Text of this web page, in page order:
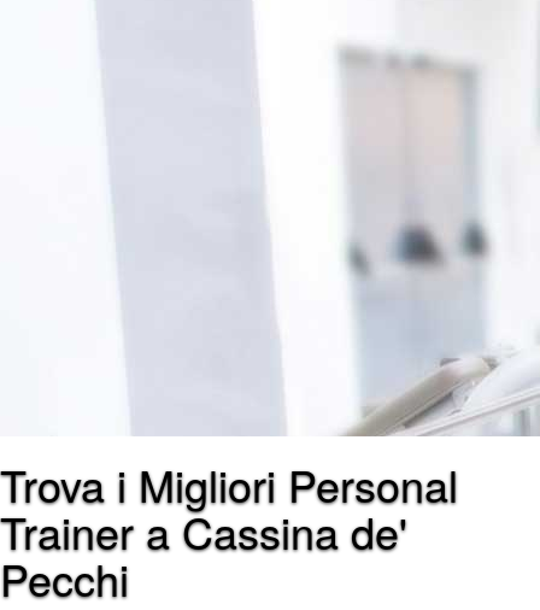
Trova i Migliori Personal
Trainer a Cassina de'
Pecchi